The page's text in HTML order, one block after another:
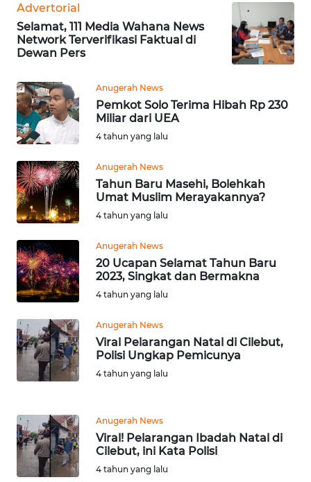
Advertorial
Selamat, 111 Media Wahana News
Network Terverifikasi Faktual di
Dewan Pers
Anugerah News
Pemkot Solo Terima Hibah Rp 230
Miliar dari UEA
4 tahun yang lalu
Anugerah News
Tahun Baru Masehi, Bolehkah
Umat Muslim Merayakannya?
4 tahun yang lalu
Anugerah News
20 Ucapan Selamat Tahun Baru
2023, Singkat dan Bermakna
4 tahun yang lalu
Anugerah News
Viral Pelarangan Natal di Cilebut,
Polisi Ungkap Pemicunya
4 tahun yang lalu
Anugerah News
Viral! Pelarangan Ibadah Natal di
Cilebut, ini Kata Polisi
4 tahun yang lalu
HEALTH
WAHANA
WISATA
MAWAKA
MARTABAT
NET
FORJASIDA
TAMBANG
NEWS
MARITIM
FISUELRI
NEWS
ANUGERAH
NEWS